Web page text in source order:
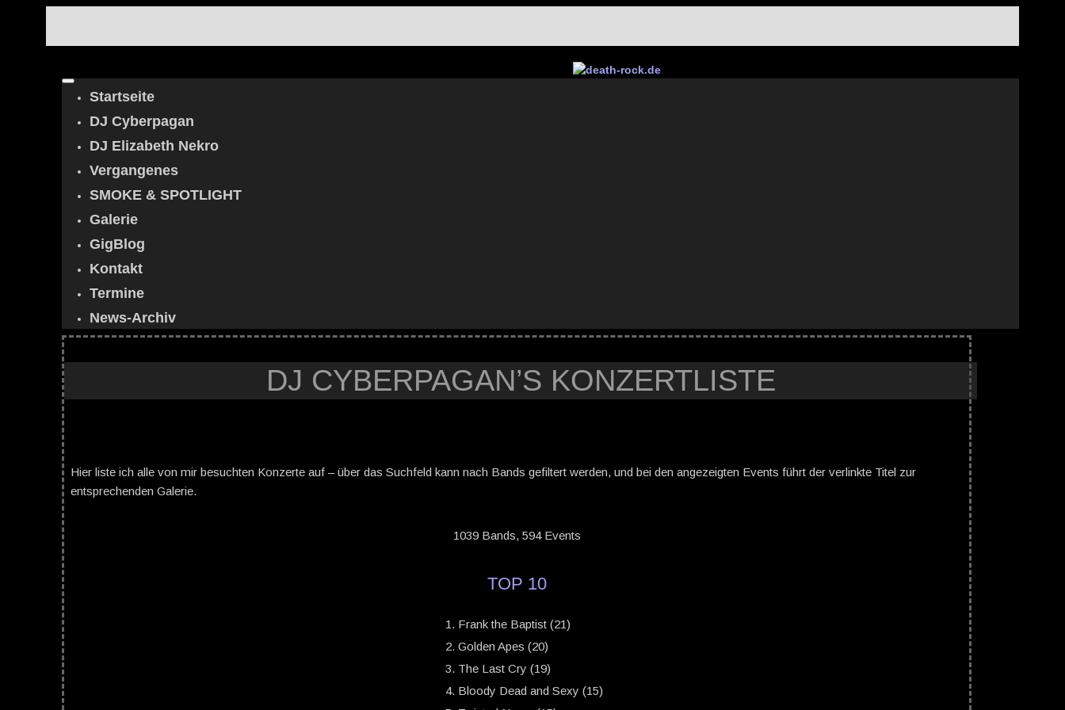
Startseite
DJ Cyberpagan
DJ Elizabeth Nekro
Vergangenes
SMOKE & SPOTLIGHT
Galerie
GigBlog
Kontakt
Termine
News-Archiv
DJ CYBERPAGAN’S KONZERTLISTE
Hier liste ich alle von mir besuchten Konzerte auf – über das Suchfeld kann nach Bands gefiltert werden, und bei den angezeigten Events führt der verlinkte Titel zur
entsprechenden Galerie.
1039 Bands, 594 Events
TOP 10
Frank the Baptist (21)
Golden Apes (20)
The Last Cry (19)
Bloody Dead and Sexy (15)